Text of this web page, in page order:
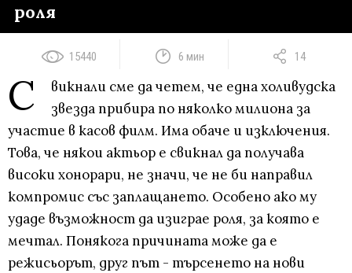
роля
15440 6 мин 14
С
викнали сме да четем, че една холивудска
звезда прибира по няколко милиона за
участие в касов филм. Има обаче и изключения.
Това, че някои актьор е свикнал да получава
високи хонорари, не значи, че не би направил
компромис със заплащането. Особено ако му
удаде възможност да изиграе роля, за която е
мечтал. Понякога причината може да е
режисьорът, друг път - търсенето на нови